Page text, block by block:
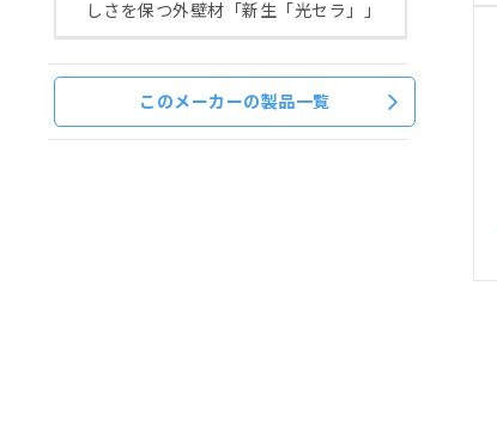
しさを保つ外壁材「新生「光セラ」」
このメーカーの製品一覧